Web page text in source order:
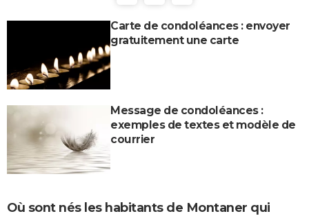
Carte de condoléances : envoyer
gratuitement une carte
Message de condoléances :
exemples de textes et modèle de
courrier
Où sont nés les habitants de Montaner qui